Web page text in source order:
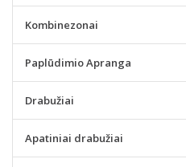
Kombinezonai
Paplūdimio Apranga
Drabužiai
Apatiniai drabužiai